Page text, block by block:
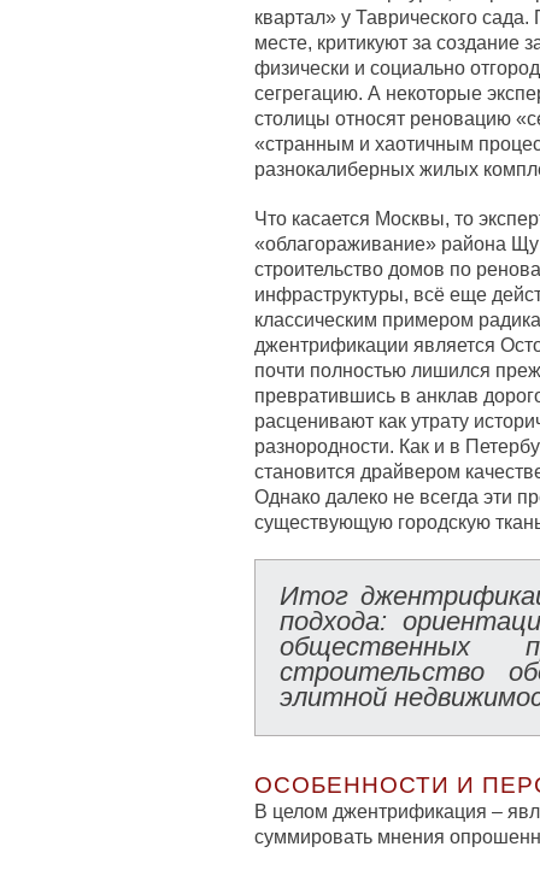
квартал» у Таврического
месте, критикуют за создание
физически и социально
сегрегацию. А некоторые
столицы относят реновацию
«странным и хаотичным
разнокалиберных жилых
Что касается Москвы, то
«облагораживание» района
строительство домов по
инфраструктуры, всё еще
классическим примером
джентрификации является
почти полностью лишился
превратившись в анклав
расценивают как утрату
разнородности. Как и в
становится драйвером
Однако далеко не всегда эти
существующую городскую
Итог
подхода:
общественных
строительство
элитной
ОСОБЕННОСТИ И
В целом джентрификация –
суммировать мнения